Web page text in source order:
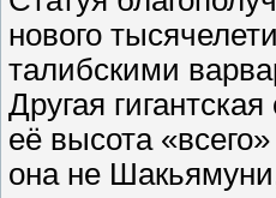
нового
талибскими
Другая
её высота
она не